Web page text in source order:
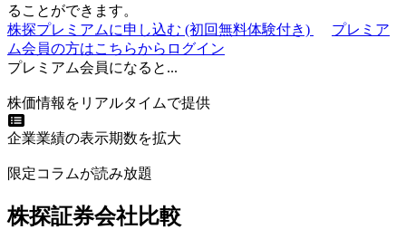
ることができます。
株探プレミアムに申し込む (初回無料体験付き)
プレミア
ム会員の方はこちらからログイン
プレミアム会員になると...
株価情報をリアルタイムで提供
企業業績の表示期数を拡大
限定コラムが読み放題
株探証券会社比較